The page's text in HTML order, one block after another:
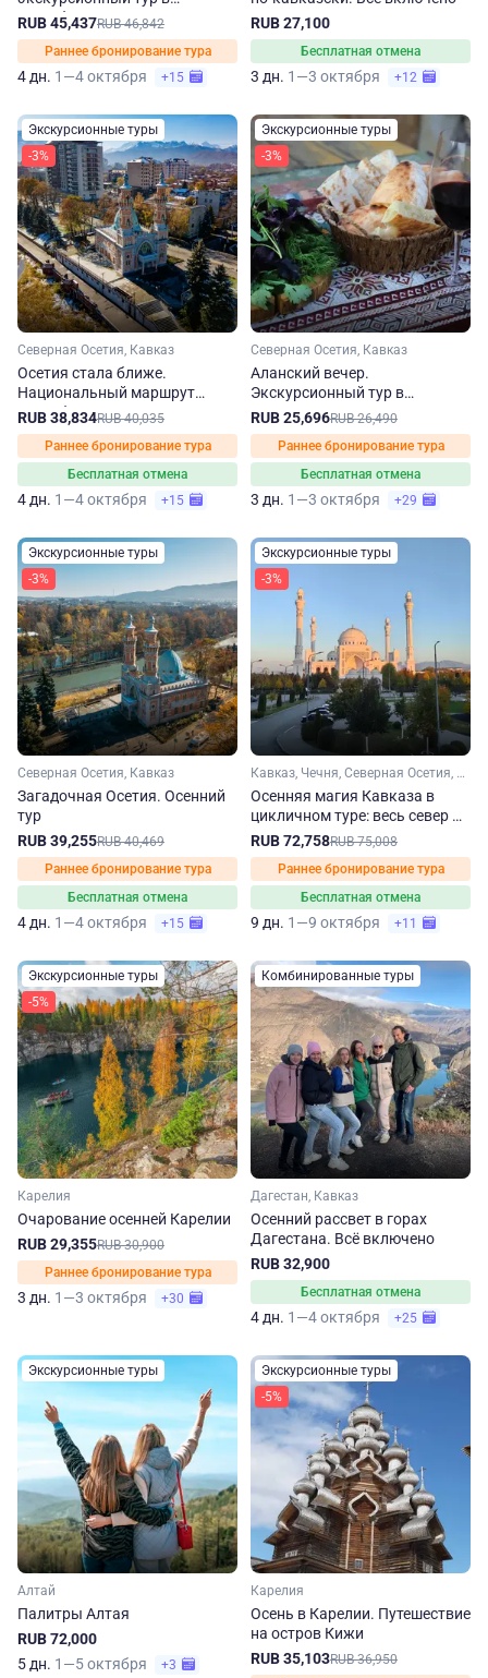
республику осенью
RUB 45,437RUB 46,842
Раннее бронирование тура
4 дн. 1—4 октября +15
RUB 27,100
Бесплатная отмена
3 дн. 1—3 октября +12
Экскурсионные туры
-3%
Северная Осетия, Кавказ
Осетия стала ближе.
Национальный маршрут
Республики Северная Осетия
– Алания осенью
RUB 38,834RUB 40,035
Раннее бронирование тура
Бесплатная отмена
4 дн. 1—4 октября +15
Экскурсионные туры
-3%
Северная Осетия, Кавказ
Аланский вечер.
Экскурсионный тур в
Северную Осетию осенью
RUB 25,696RUB 26,490
Раннее бронирование тура
Бесплатная отмена
3 дн. 1—3 октября +29
Экскурсионные туры
-3%
Северная Осетия, Кавказ
Загадочная Осетия. Осенний
тур
RUB 39,255RUB 40,469
Раннее бронирование тура
Бесплатная отмена
4 дн. 1—4 октября +15
Экскурсионные туры
-3%
Кавказ, Чечня, Северная Осетия, Кабардино-Балкария, Ингушетия, Дагестан
Осенняя магия Кавказа в
цикличном туре: весь север —
одно путешествие
RUB 72,758RUB 75,008
Раннее бронирование тура
Бесплатная отмена
9 дн. 1—9 октября +11
Экскурсионные туры
-5%
Карелия
Очарование осенней Карелии
RUB 29,355RUB 30,900
Раннее бронирование тура
3 дн. 1—3 октября +30
Комбинированные туры
Дагестан, Кавказ
Осенний рассвет в горах
Дагестана. Всё включено
RUB 32,900
Бесплатная отмена
4 дн. 1—4 октября +25
Экскурсионные туры
Алтай
Палитры Алтая
RUB 72,000
5 дн. 1—5 октября +3
Экскурсионные туры
-5%
Карелия
Осень в Карелии. Путешествие
на остров Кижи
RUB 35,103RUB 36,950